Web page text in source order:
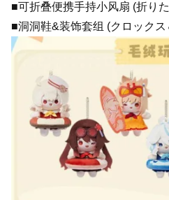
■可折叠便携手持小风扇 (折り
■洞洞鞋&装饰套组 (クロック